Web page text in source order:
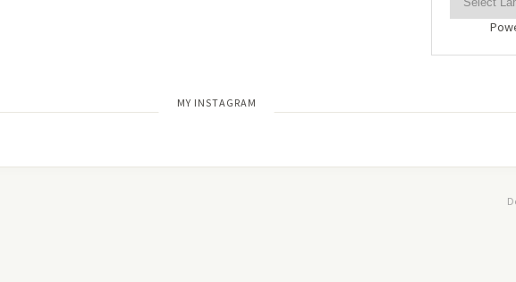
MY INSTAGRAM
[wdi_feed id=”2″]